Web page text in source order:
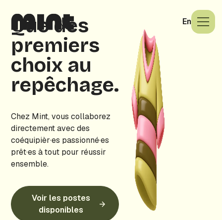
En
Que des
premiers
choix au
repêchage.
Chez Mint, vous collaborez
directement avec des
coéquipièr·es passionné·es
prêt·es à tout pour réussir
ensemble.
Voir les postes
disponibles